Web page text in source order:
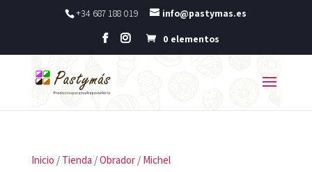
+34 687 188 019 info@pastymas.es
0 elementos
Inicio / Tienda /Obrador/ Michel